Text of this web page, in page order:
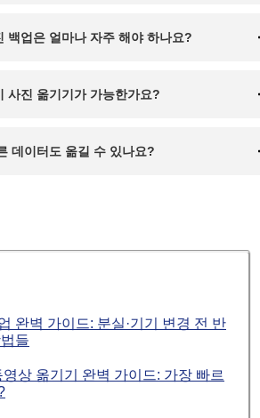
백업은 얼마나 자주 해야 하나요?
사진 옮기기가 가능한가요?
데이터도 옮길 수 있나요?
완벽 가이드: 분실·기기 변경 전 반
들
상 옮기기 완벽 가이드: 가장 빠르